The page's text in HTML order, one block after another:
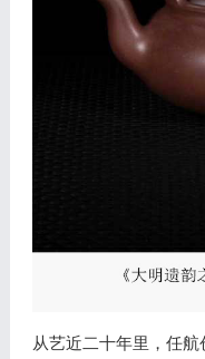
从艺近二十年里，任